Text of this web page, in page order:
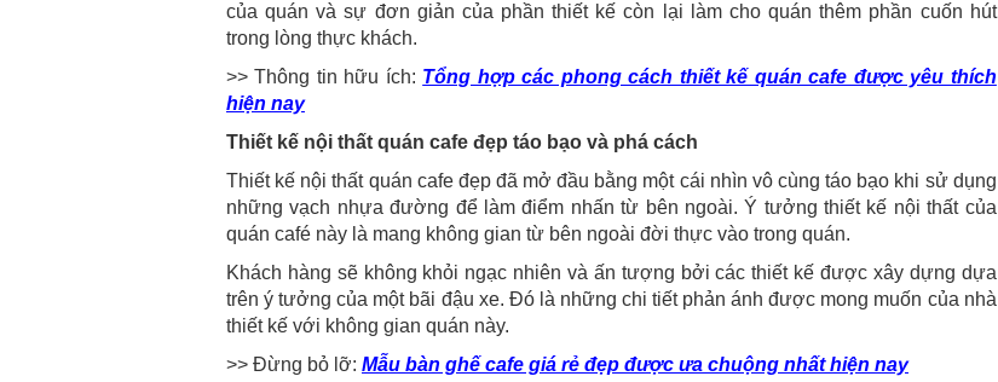
của quán và sự đơn giản của phần thiết kế còn lại làm cho quán thêm phần cuốn hút
trong lòng thực khách.
>> Thông tin hữu ích: Tổng hợp các phong cách thiết kế quán cafe được yêu thích
hiện nay
Thiết kế nội thất quán cafe đẹp táo bạo và phá cách
Thiết kế nội thất quán cafe đẹp đã mở đầu bằng một cái nhìn vô cùng táo bạo khi sử dụng
những vạch nhựa đường để làm điểm nhấn từ bên ngoài. Ý tưởng thiết kế nội thất của
quán café này là mang không gian từ bên ngoài đời thực vào trong quán.
Khách hàng sẽ không khỏi ngạc nhiên và ấn tượng bởi các thiết kế được xây dựng dựa
trên ý tưởng của một bãi đậu xe. Đó là những chi tiết phản ánh được mong muốn của nhà
thiết kế với không gian quán này.
>> Đừng bỏ lỡ: Mẫu bàn ghế cafe giá rẻ đẹp được ưa chuộng nhất hiện nay